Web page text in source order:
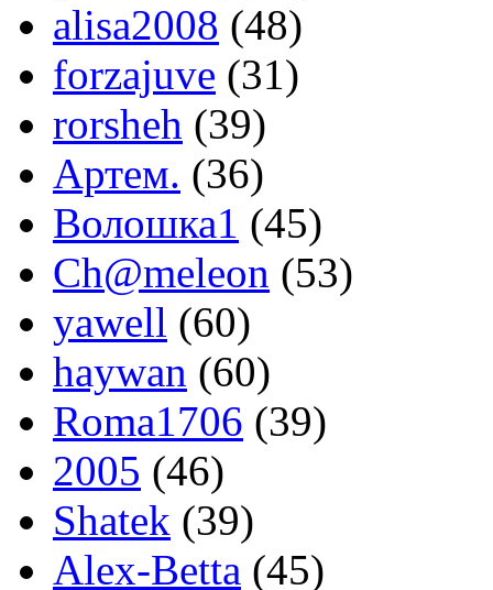
alisa2008 (48)
forzajuve (31)
rorsheh (39)
Артем. (36)
Волошка1 (45)
Ch@meleon (53)
yawell (60)
haywan (60)
Roma1706 (39)
2005 (46)
Shatek (39)
Alex-Betta (45)